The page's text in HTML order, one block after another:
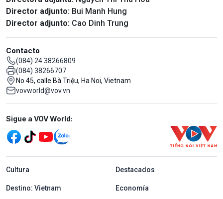
Director adjunto: Bui Manh Hung
Director adjunto: Cao Dinh Trung
Contacto
(084) 24 38266809
(084) 38266707
No 45, calle Bà Triệu, Ha Noi, Vietnam
vovworld@vov.vn
Mạng xã hội
Sigue a VOV World:
menu footer tiếng Tây ban nha
Cultura Destacados
Destino: Vietnam Economía